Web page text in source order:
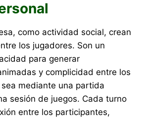
como actividad social, crean
los jugadores. Son un
para generar
y complicidad entre los
mediante una partida
sesión de juegos. Cada turno
entre los participantes,